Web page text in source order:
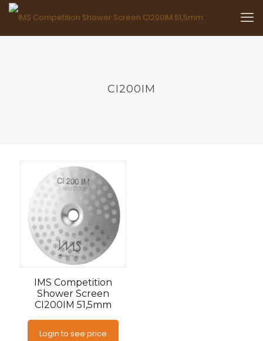
CI200IM
IMS Competition
Shower Screen
CI200IM 51,5mm
Login to see price